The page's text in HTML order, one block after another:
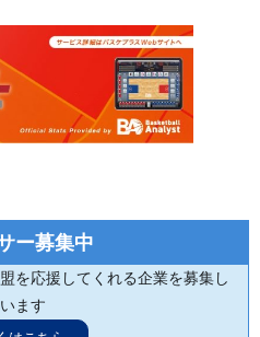
ー募集中
を応援してくれる企業を募集し
ます